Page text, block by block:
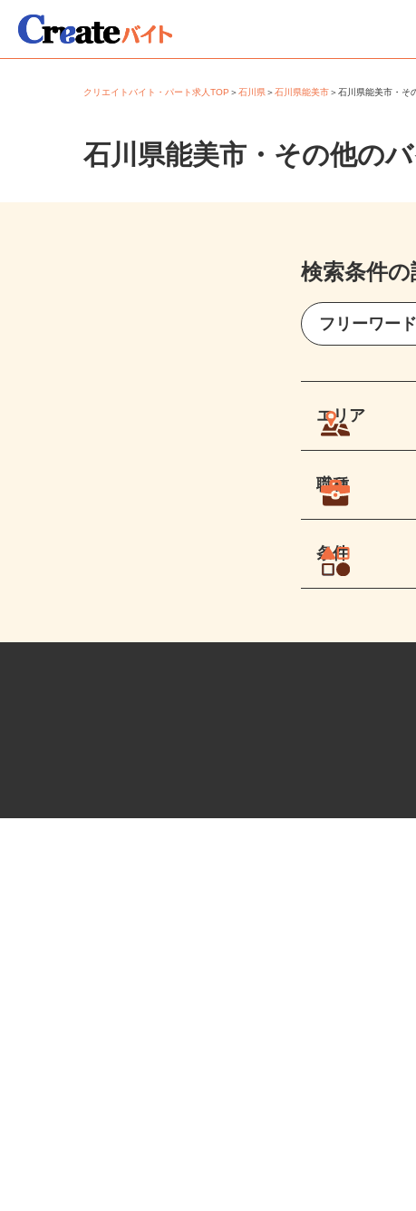
クリエイトバイト・パート求人TOP＞石川県＞石川県能美市＞石川県能美市・
石川県能美市・その他の
検索条件
エリア
職種
条件